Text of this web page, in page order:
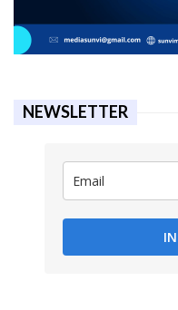
NEWSLETTER